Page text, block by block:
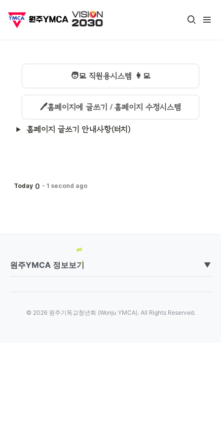
🧑‍💻 직원용시스템 👩‍💻
🖊️홈페이지에 글쓰기 / 홈페이지 수정시스템
홈페이지 글쓰기 안내사항(터치)
Today 0 - 1 second ago
원주YMCA 정보보기 ▼
© 2026 원주기독교청년회 (Wonju YMCA). All Rights Reserved.